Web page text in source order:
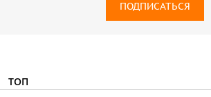
ПОДПИСАТЬСЯ
ТОП